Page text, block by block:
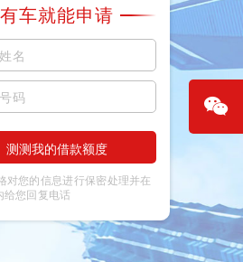
有车就能申请
测测我的借款额度
对您的信息进行保密处理并在
给您回复电话